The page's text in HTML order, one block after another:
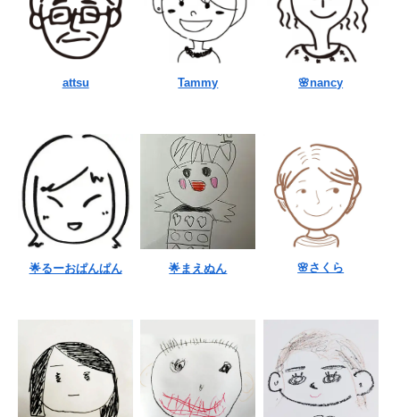
attsu Tammy 🌸nancy
🌟るーおぱんぱん 🌟まえぬん 🌸さくら